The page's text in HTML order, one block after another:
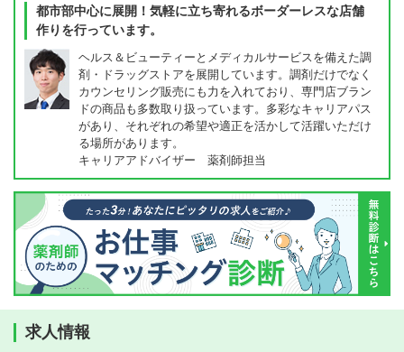
都市部中心に展開！気軽に立ち寄れるボーダーレスな店舗
作りを行っています。
ヘルス＆ビューティーとメディカルサービスを備えた調
剤・ドラッグストアを展開しています。調剤だけでなく
カウンセリング販売にも力を入れており、専門店ブラン
ドの商品も多数取り扱っています。多彩なキャリアパス
があり、それぞれの希望や適正を活かして活躍いただけ
る場所があります。
キャリアアドバイザー 薬剤師担当
求人情報